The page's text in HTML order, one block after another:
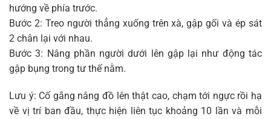
hướng về phía trước.
Bước 2: Treo người thẳng xuống trên xà, gập gối và ép sát
2 chân lại với nhau.
Bước 3: Nâng phần người dưới lên gập lại như động tác
gập bụng trong tư thế nằm.
Lưu ý: Cố gắng nâng đồ lên thật cao, chạm tới ngực rồi hạ
về vị trí ban đầu, thực hiện liên tục khoảng 10 lần và mỗi